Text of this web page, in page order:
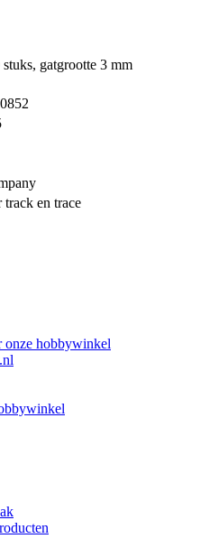
gatgrootte 3 mm
track en trace
onze hobbywinkel